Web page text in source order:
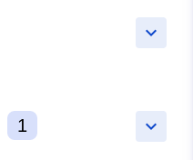
keyboard_arrow_down
keyboard_arrow_down
1